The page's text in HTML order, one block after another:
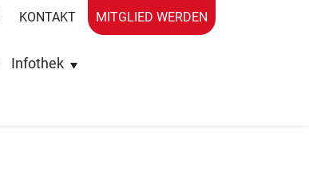
KONTAKT MITGLIED WERDEN
Infothek